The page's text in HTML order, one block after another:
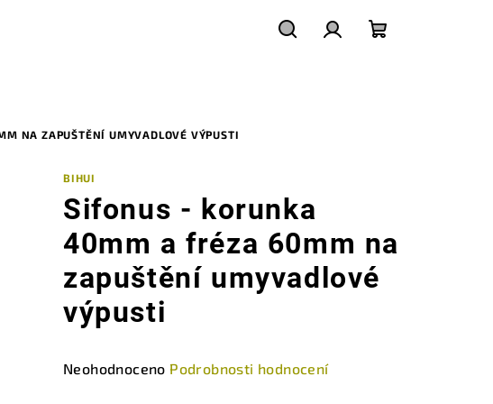
NA ZAPUŠTĚNÍ UMYVADLOVÉ VÝPUSTI
BIHUI
Sifonus - korunka
40mm a fréza 60mm na
zapuštění umyvadlové
výpusti
Průměrné
Neohodnoceno Podrobnosti hodnocení